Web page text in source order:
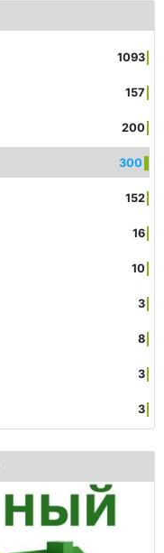
1093
157
200
300
152
16
10
3
8
3
3